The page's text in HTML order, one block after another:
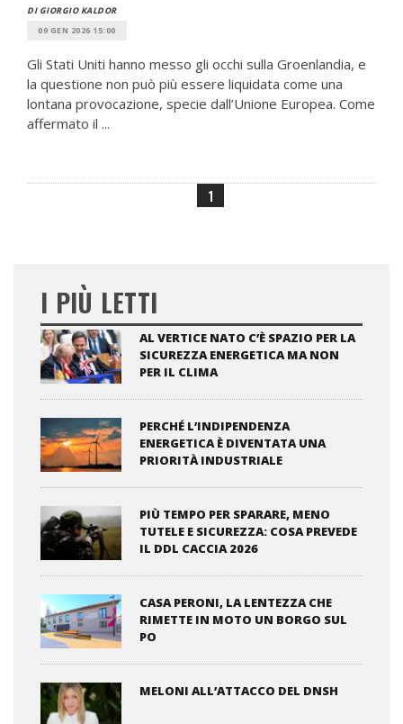
DI GIORGIO KALDOR
09 GEN 2026 15:00
Gli Stati Uniti hanno messo gli occhi sulla Groenlandia, e
la questione non può più essere liquidata come una
lontana provocazione, specie dall’Unione Europea. Come
affermato il ...
1
I PIÙ LETTI
AL VERTICE NATO C’È SPAZIO PER LA
SICUREZZA ENERGETICA MA NON
PER IL CLIMA
PERCHÉ L’INDIPENDENZA
ENERGETICA È DIVENTATA UNA
PRIORITÀ INDUSTRIALE
PIÙ TEMPO PER SPARARE, MENO
TUTELE E SICUREZZA: COSA PREVEDE
IL DDL CACCIA 2026
CASA PERONI, LA LENTEZZA CHE
RIMETTE IN MOTO UN BORGO SUL
PO
MELONI ALL’ATTACCO DEL DNSH